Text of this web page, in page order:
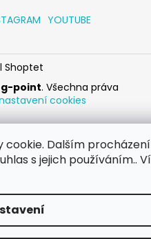
cookie. Dalším
s jejich používáním..
YOUTUBE
Shoptet
point. Všechna práva
cookies